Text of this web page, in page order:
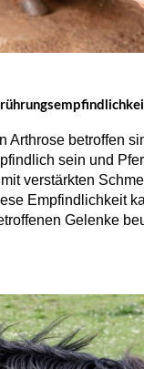
Arthrose betroffen
sein und
verstärkten
Empfindlichkeit
Gelenke